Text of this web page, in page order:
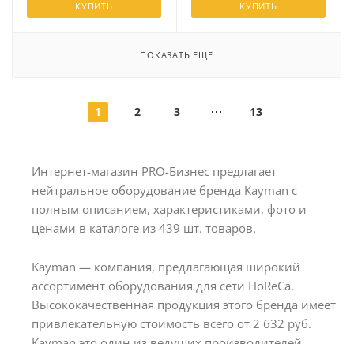
КУПИТЬ КУПИТЬ
ПОКАЗАТЬ ЕЩЕ
1 2 3 13
Интернет-магазин PRO-Бизнес предлагает
нейтральное оборудование бренда Kayman с
полным описанием, характеристиками, фото и
ценами в каталоге из 439 шт. товаров.
Kayman — компания, предлагающая широкий
ассортимент оборудования для сети HoReCa.
Высококачественная продукция этого бренда имеет
привлекательную стоимость всего от 2 632 руб.